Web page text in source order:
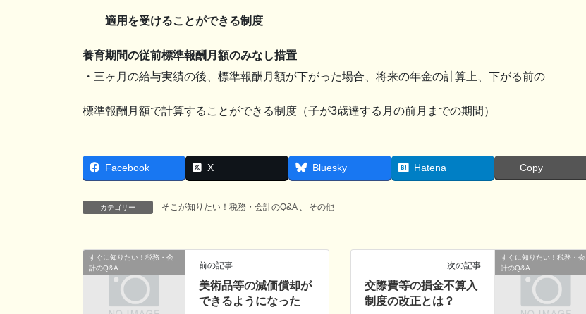
適用を受けることができる制度
養育期間の従前標準報酬月額のみなし措置
・三ヶ月の給与実績の後、標準報酬月額が下がった場合、将来の年金の計算上、下がる前の
標準報酬月額で計算することができる制度（子が3歳達する月の前月までの期間）
Facebook X Bluesky Hatena Copy
カテゴリー そこが知りたい！税務・会計のQ&A 、 その他
すぐに知りたい！税務・会
計のQ&A
前の記事
美術品等の減価償却が
できるようになった
すぐに知りたい！税務・会
計のQ&A
次の記事
交際費等の損金不算入
制度の改正とは？